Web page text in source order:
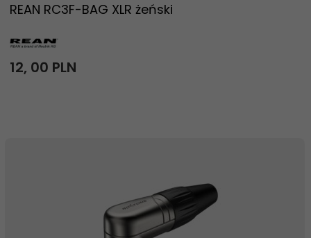
REAN RC3F-BAG XLR żeński
12, 00 PLN